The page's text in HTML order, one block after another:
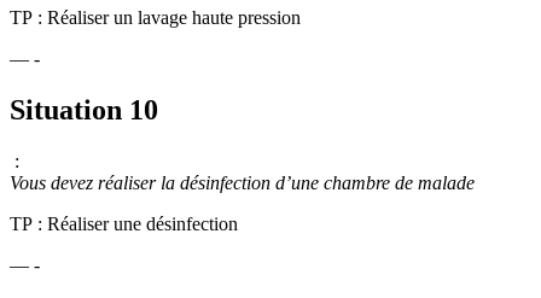
TP : Réaliser un lavage haute pression
— -
Situation 10
:
Vous devez réaliser la désinfection d’une chambre de malade
TP : Réaliser une désinfection
— -